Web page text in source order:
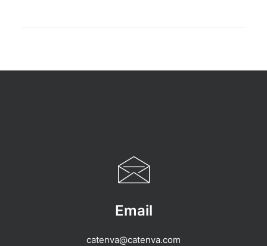
Email
catenva@catenva.com